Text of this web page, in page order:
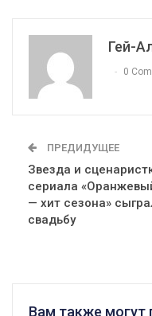
Гей-
0
ПРЕДИДУЩЕЕ
Звезда и
сериала
— хит сезона»
свадьбу
Вам также могут